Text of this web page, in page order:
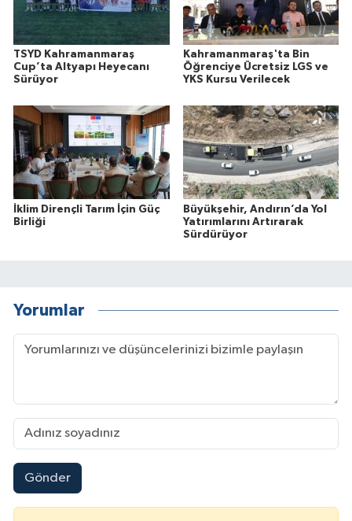
TSYD Kahramanmaraş
Cup’ta Altyapı Heyecanı
Sürüyor
Kahramanmaraş'ta Bin
Öğrenciye Ücretsiz LGS ve
YKS Kursu Verilecek
İklim Dirençli Tarım İçin Güç
Birliği
Büyükşehir, Andırın’da Yol
Yatırımlarını Artırarak
Sürdürüyor
Yorumlar
Gönder